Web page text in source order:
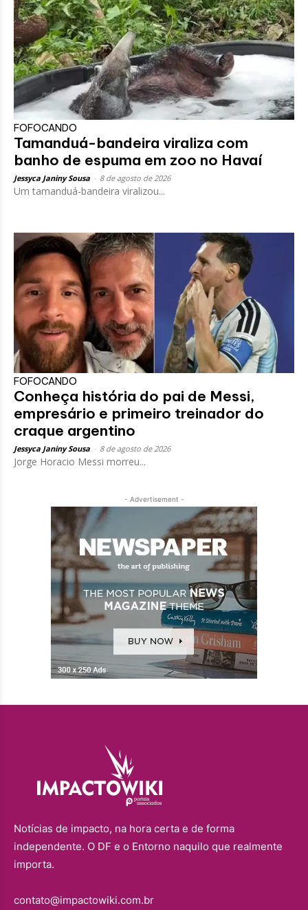
FOFOCANDO
Tamanduá-bandeira viraliza com
banho de espuma em zoo no Havaí
Jessyca Janiny Sousa 8 de agosto de 2026
Um tamanduá-bandeira viralizou...
FOFOCANDO
Conheça história do pai de Messi,
empresário e primeiro treinador do
craque argentino
Jessyca Janiny Sousa 8 de agosto de 2026
Jorge Horacio Messi morreu...
- Advertisement -
Notícias de impacto, na hora certa e de forma
independente. O DF e o Entorno naquilo que realmente
importa.
contato@impactowiki.com.br